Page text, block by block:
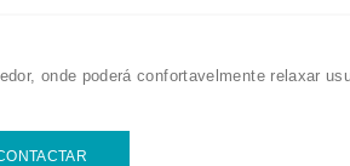
onde poderá confortavelmente relaxar